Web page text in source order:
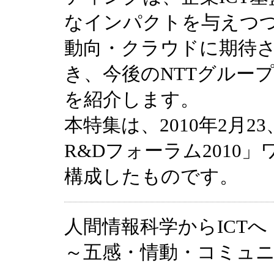
なインパクトを与えつ
動向・クラウドに期待
き、今後のNTTグルー
を紹介します。
本特集は、2010年2月
R&Dフォーラム2010」
構成したものです。
人間情報科学からICTへ
～五感・情動・コミュ